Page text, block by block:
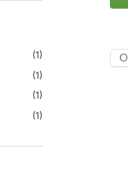
(1)
(1)
(1)
(1)